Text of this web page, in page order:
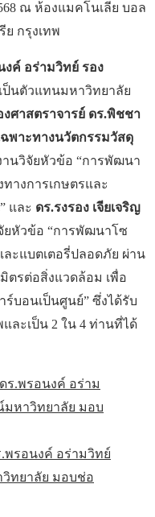
ณ ห้องแมคโนเลีย บอล
ย กรุงเทพ
ค์ อร่ามวิทย์ รอง
เป็นตัวแทนมหาวิทยาลัย
งศาสตราจารย์ ดร.พิชชา
พาะทางนวัตกรรมวัสดุ
านวิจัยหัวข้อ “การพัฒนา
างการเกษตรและ
และ ดร.รงรอง เจียเจริญ
ยหัวข้อ “การพัฒนาโซ
ะแบตเตอรี่ปลอดภัย ผ่าน
ตรต่อสิ่งแวดล้อม เพื่อ
บอนเป็นศูนย์” ซึ่งได้รับ
ละเป็น 2 ใน 4 ท่านที่ได้
พรอนงค์ อร่ามวิทย์
ทยาลัย มอบช่อ